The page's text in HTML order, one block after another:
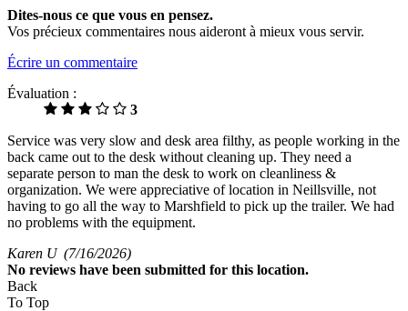
Dites-nous ce que vous en pensez.
Vos précieux commentaires nous aideront à mieux vous servir.
Écrire un commentaire
Évaluation :
3
Service was very slow and desk area filthy, as people working in the
back came out to the desk without cleaning up. They need a
separate person to man the desk to work on cleanliness &
organization. We were appreciative of location in Neillsville, not
having to go all the way to Marshfield to pick up the trailer. We had
no problems with the equipment.
Karen U (7/16/2026)
No reviews have been submitted for this location.
Back
To Top